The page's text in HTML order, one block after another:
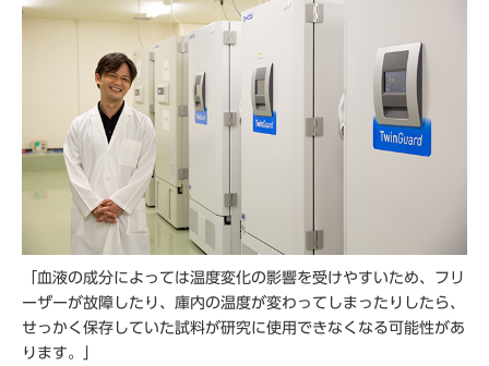
「血液の成分によっては温度変化の影響を受けやすいため、フリ
ーザーが故障したり、庫内の温度が変わってしまったりしたら、
せっかく保存していた試料が研究に使用できなくなる可能性があ
ります。」